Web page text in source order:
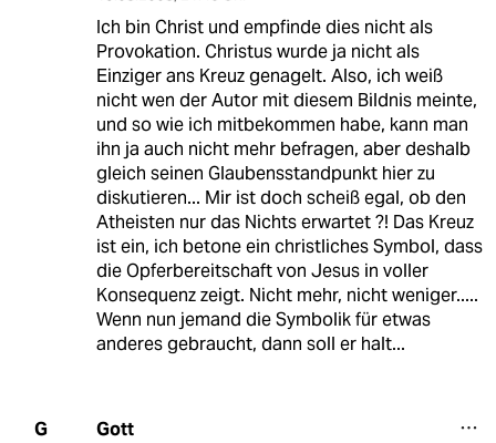
Ich bin Christ und empfinde dies nicht als
Provokation. Christus wurde ja nicht als
Einziger ans Kreuz genagelt. Also, ich weiß
nicht wen der Autor mit diesem Bildnis meinte,
und so wie ich mitbekommen habe, kann man
ihn ja auch nicht mehr befragen, aber deshalb
gleich seinen Glaubensstandpunkt hier zu
diskutieren... Mir ist doch scheiß egal, ob den
Atheisten nur das Nichts erwartet ?! Das Kreuz
ist ein, ich betone ein christliches Symbol, dass
die Opferbereitschaft von Jesus in voller
Konsequenz zeigt. Nicht mehr, nicht weniger.....
Wenn nun jemand die Symbolik für etwas
anderes gebraucht, dann soll er halt...
G Gott